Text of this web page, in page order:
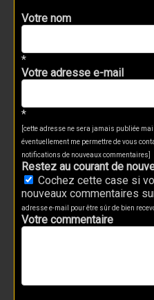
Votre nom
*
Votre adresse e-mail
*
[cette adresse ne sera jamais publiée
éventuellement me permettre de vous
notifications de nouveaux commentaires]
Restez au courant de
Cochez cette case si
nouveaux commentaires
adresse e-mail pour être sûr de bien
Votre commentaire